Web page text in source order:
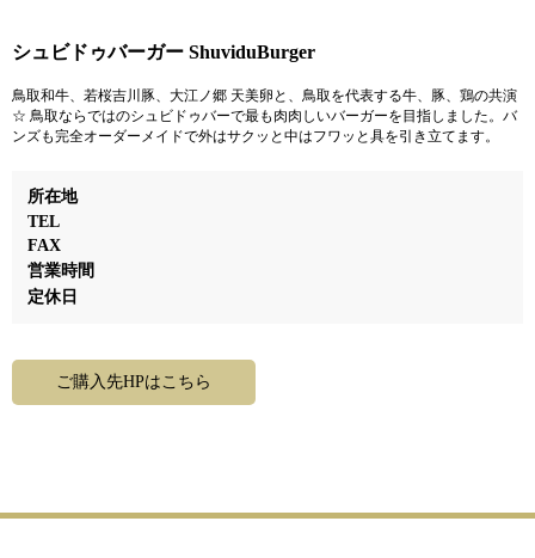
シュビドゥバーガー ShuviduBurger
鳥取和牛、若桜吉川豚、大江ノ郷 天美卵と、鳥取を代表する牛、豚、鶏の共演
☆ 鳥取ならではのシュビドゥバーで最も肉肉しいバーガーを目指しました。バ
ンズも完全オーダーメイドで外はサクッと中はフワッと具を引き立てます。
所在地
TEL
FAX
営業時間
定休日
ご購入先HPはこちら